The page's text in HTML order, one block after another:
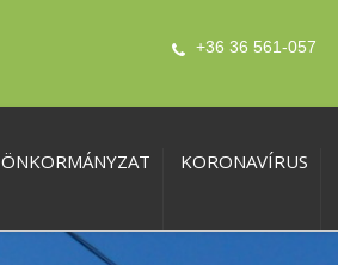
+36 36 561-057
ÖNKORMÁNYZAT KORONAVÍRUS